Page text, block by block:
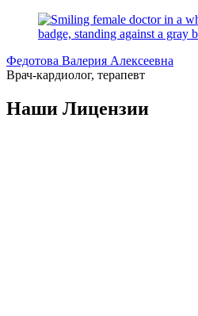
Федотова Валерия Алексеевна
Врач-кардиолог, терапевт
Наши Лицензии